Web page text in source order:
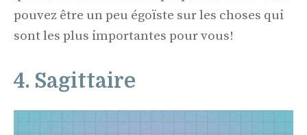
pouvez être un peu égoïste sur les choses qui
sont les plus importantes pour vous!
4. Sagittaire